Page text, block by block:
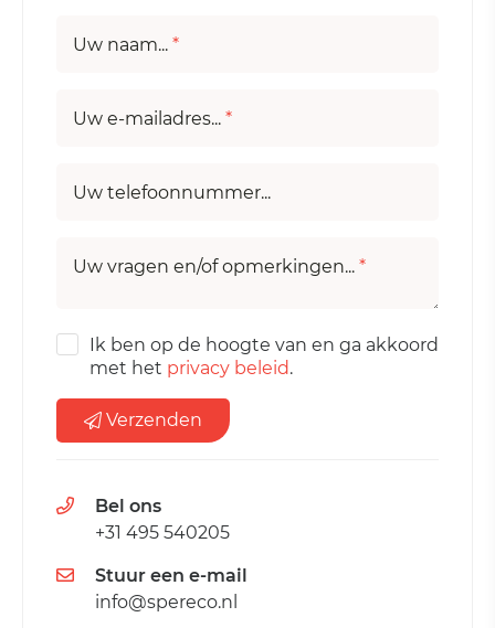
Uw naam... *
Uw e-mailadres... *
Uw telefoonnummer...
Uw vragen en/of opmerkingen... *
Ik ben op de hoogte van en ga akkoord
met het privacy beleid.
Verzenden
Bel ons
+31 495 540205
Stuur een e-mail
info@spereco.nl